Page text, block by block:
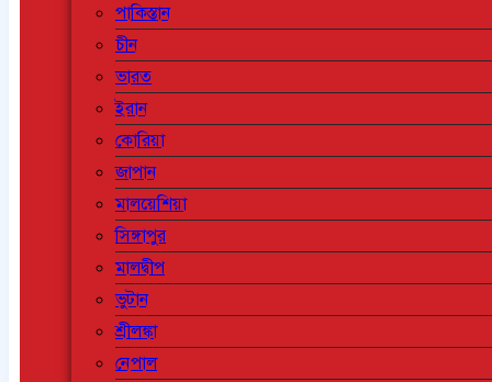
পাকিস্তান
চীন
ভারত
ইরান
কোরিয়া
জাপান
মালয়েশিয়া
সিঙ্গাপুর
মালদ্বীপ
ভুটান
শ্রীলঙ্কা
নেপাল